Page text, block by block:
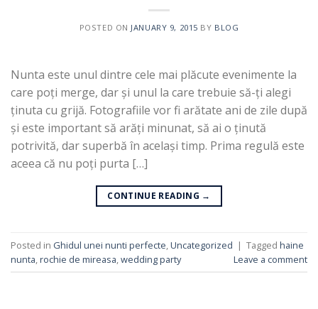
POSTED ON JANUARY 9, 2015 BY BLOG
Nunta este unul dintre cele mai plăcute evenimente la
care poți merge, dar și unul la care trebuie să-ți alegi
ținuta cu grijă. Fotografiile vor fi arătate ani de zile după
și este important să arăți minunat, să ai o ținută
potrivită, dar superbă în același timp. Prima regulă este
aceea că nu poți purta […]
CONTINUE READING →
Posted in Ghidul unei nunti perfecte,Uncategorized | Tagged haine
nunta,rochie de mireasa,wedding party Leave a comment